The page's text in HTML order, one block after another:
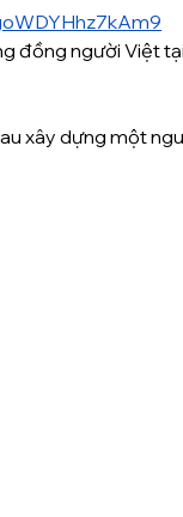
đồng người Việt
xây dựng một